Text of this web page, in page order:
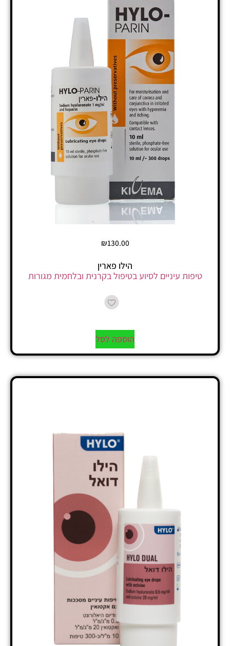
₪130.00
הילו פארין
טיפות עיניים לסיוע בטיפול בקרנית ובלחמית מגורות
הוספה לסל